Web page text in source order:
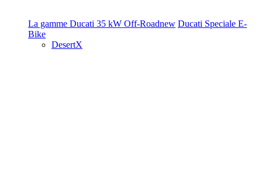
La gamme Ducati 35 kW Off-Roadnew Ducati Speciale E-
Bike
DesertX